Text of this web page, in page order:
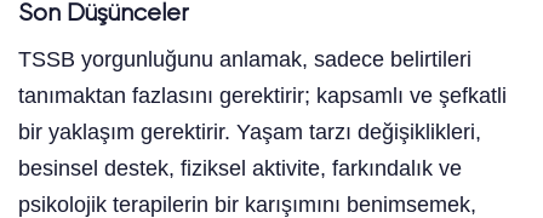
Son Düşünceler
TSSB yorgunluğunu anlamak, sadece belirtileri
tanımaktan fazlasını gerektirir; kapsamlı ve şefkatli
bir yaklaşım gerektirir. Yaşam tarzı değişiklikleri,
besinsel destek, fiziksel aktivite, farkındalık ve
psikolojik terapilerin bir karışımını benimsemek,